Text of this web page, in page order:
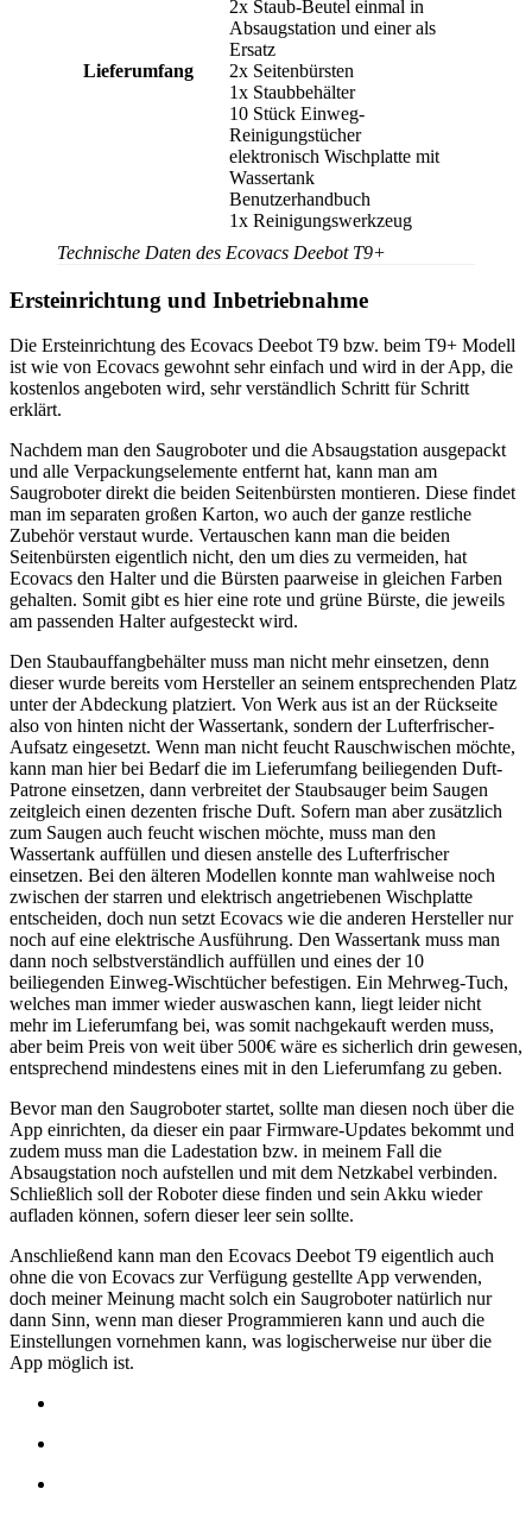
Lieferumfang
2x Staub-Beutel einmal in
Absaugstation und einer als
Ersatz
2x Seitenbürsten
1x Staubbehälter
10 Stück Einweg-
Reinigungstücher
elektronisch Wischplatte mit
Wassertank
Benutzerhandbuch
1x Reinigungswerkzeug
Technische Daten des Ecovacs Deebot T9+
Ersteinrichtung und Inbetriebnahme
Die Ersteinrichtung des Ecovacs Deebot T9 bzw. beim T9+ Modell
ist wie von Ecovacs gewohnt sehr einfach und wird in der App, die
kostenlos angeboten wird, sehr verständlich Schritt für Schritt
erklärt.
Nachdem man den Saugroboter und die Absaugstation ausgepackt
und alle Verpackungselemente entfernt hat, kann man am
Saugroboter direkt die beiden Seitenbürsten montieren. Diese findet
man im separaten großen Karton, wo auch der ganze restliche
Zubehör verstaut wurde. Vertauschen kann man die beiden
Seitenbürsten eigentlich nicht, den um dies zu vermeiden, hat
Ecovacs den Halter und die Bürsten paarweise in gleichen Farben
gehalten. Somit gibt es hier eine rote und grüne Bürste, die jeweils
am passenden Halter aufgesteckt wird.
Den Staubauffangbehälter muss man nicht mehr einsetzen, denn
dieser wurde bereits vom Hersteller an seinem entsprechenden Platz
unter der Abdeckung platziert. Von Werk aus ist an der Rückseite
also von hinten nicht der Wassertank, sondern der Lufterfrischer-
Aufsatz eingesetzt. Wenn man nicht feucht Rauschwischen möchte,
kann man hier bei Bedarf die im Lieferumfang beiliegenden Duft-
Patrone einsetzen, dann verbreitet der Staubsauger beim Saugen
zeitgleich einen dezenten frische Duft. Sofern man aber zusätzlich
zum Saugen auch feucht wischen möchte, muss man den
Wassertank auffüllen und diesen anstelle des Lufterfrischer
einsetzen. Bei den älteren Modellen konnte man wahlweise noch
zwischen der starren und elektrisch angetriebenen Wischplatte
entscheiden, doch nun setzt Ecovacs wie die anderen Hersteller nur
noch auf eine elektrische Ausführung. Den Wassertank muss man
dann noch selbstverständlich auffüllen und eines der 10
beiliegenden Einweg-Wischtücher befestigen. Ein Mehrweg-Tuch,
welches man immer wieder auswaschen kann, liegt leider nicht
mehr im Lieferumfang bei, was somit nachgekauft werden muss,
aber beim Preis von weit über 500€ wäre es sicherlich drin gewesen,
entsprechend mindestens eines mit in den Lieferumfang zu geben.
Bevor man den Saugroboter startet, sollte man diesen noch über die
App einrichten, da dieser ein paar Firmware-Updates bekommt und
zudem muss man die Ladestation bzw. in meinem Fall die
Absaugstation noch aufstellen und mit dem Netzkabel verbinden.
Schließlich soll der Roboter diese finden und sein Akku wieder
aufladen können, sofern dieser leer sein sollte.
Anschließend kann man den Ecovacs Deebot T9 eigentlich auch
ohne die von Ecovacs zur Verfügung gestellte App verwenden,
doch meiner Meinung macht solch ein Saugroboter natürlich nur
dann Sinn, wenn man dieser Programmieren kann und auch die
Einstellungen vornehmen kann, was logischerweise nur über die
App möglich ist.